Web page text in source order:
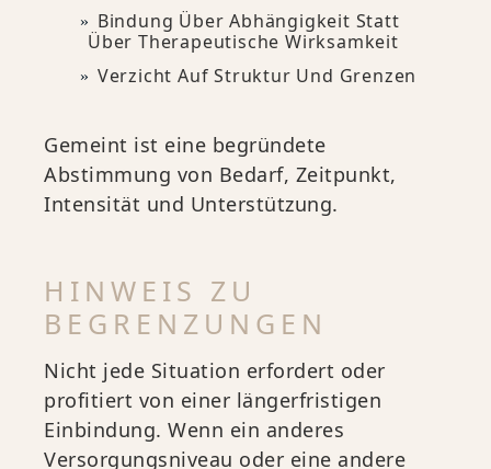
Bindung Über Abhängigkeit Statt
Über Therapeutische Wirksamkeit
Verzicht Auf Struktur Und Grenzen
Gemeint ist eine begründete
Abstimmung von Bedarf, Zeitpunkt,
Intensität und Unterstützung.
HINWEIS ZU
BEGRENZUNGEN
Nicht jede Situation erfordert oder
profitiert von einer längerfristigen
Einbindung. Wenn ein anderes
Versorgungsniveau oder eine andere